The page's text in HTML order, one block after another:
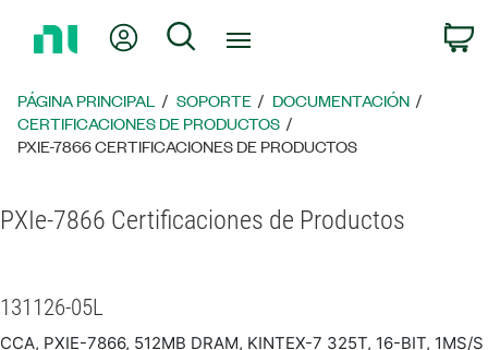
página
principal
Mi cuentaBúsqueda
PÁGINA PRINCIPAL SOPORTE
DOCUMENTACIÓN
CERTIFICACIONES DE PRODUCTOS
PXIE-7866 CERTIFICACIONES DE PRODUCTOS
PXIe-7866 Certificaciones de Productos
131126-05L
CCA, PXIE-7866, 512MB DRAM, KINTEX-7 325T, 16-BIT, 1MS/S